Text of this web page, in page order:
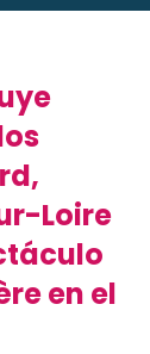
Loire
en el